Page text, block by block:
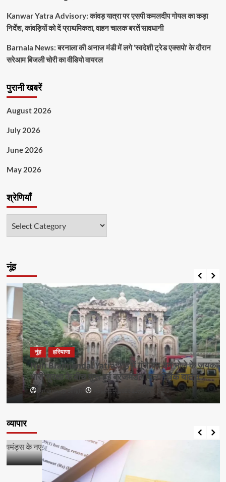
Kanwar Yatra Advisory: कांवड़ यात्रा पर एसपी कमलदीप गोयल का कड़ा
निर्देश, कांवड़ियों को दें प्राथमिकता, वाहन चालक बरतें सावधानी
Barnala News: बरनाला की अनाज मंडी में लगे ‘स्वदेशी ट्रेड एक्सपो’ के दौरान
सरेआम बिजली चोरी का वीडियो वायरल
पुरानी खबरें
August 2026
July 2026
June 2026
May 2026
श्रेणियाँ
नूंह
नूंह हरियाणा
Nuh Brajmandal Yatra: नूंह में गूंजे बम-बम भोले के जयकारे,
भारी सुरक्षा के बीच शुरू हुई ब्रजमंडल जलाभिषेक यात्रा
Amandeep Singh August 3, 2026 12:00 pm
व्यापार